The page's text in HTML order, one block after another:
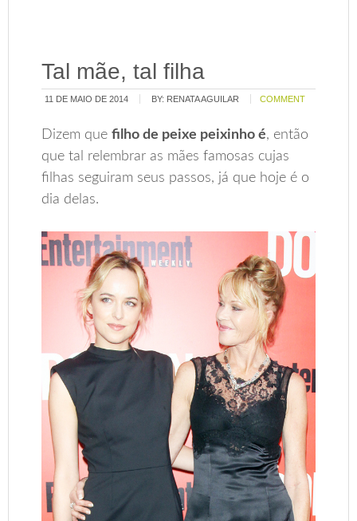
Tal mãe, tal filha
11 DE MAIO DE 2014 BY: RENATA AGUILAR COMMENT
Dizem quefilho de peixe peixinho é, então
que tal relembrar as mães famosas cujas
filhas seguiram seus passos, já que hoje é o
dia delas.